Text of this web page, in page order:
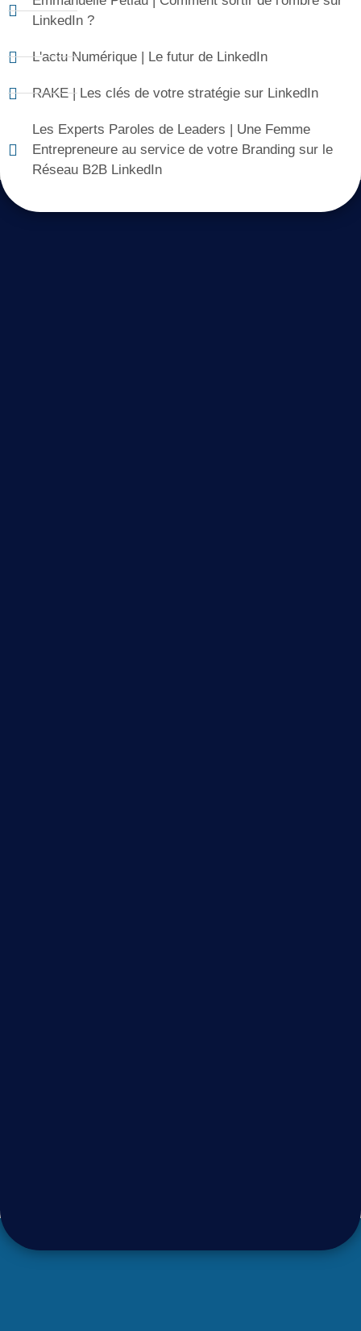
LinkedIn ?
L'actu Numérique | Le futur de LinkedIn
RAKE | Les clés de votre stratégie sur LinkedIn
Les Experts Paroles de Leaders | Une Femme
Entrepreneure au service de votre Branding sur le
Réseau B2B LinkedIn